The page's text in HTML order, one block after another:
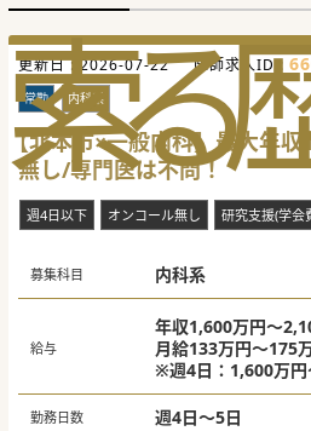
索る
更新日 : 2026-07-22 医師求人ID :
常勤 内科系
【北本市×一般内科】最大年
無し/専門医は不問！
週4日以下 オンコール無し 研究支援(学会
募集科目 内科系
給与
年収1,600万円～
月給133万円～175
※週4日：1,600万円
※週5日：2,000万
勤務日数 週4日～5日